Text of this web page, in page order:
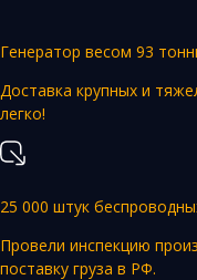
Генератор весом 93
Доставка крупных и
легко!
25 000 штук
Провели инспекцию
поставку груза в РФ.